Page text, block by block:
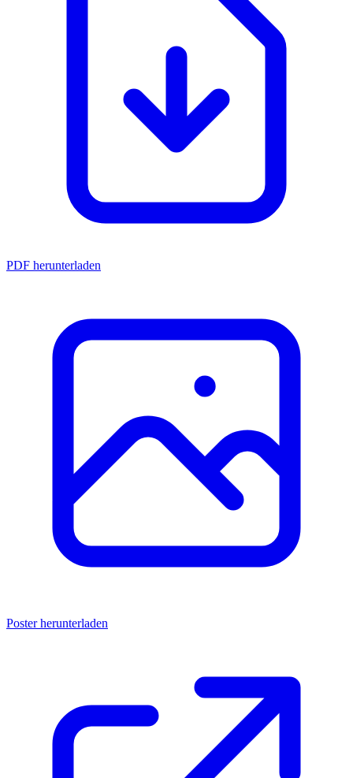
PDF herunterladen
Poster herunterladen